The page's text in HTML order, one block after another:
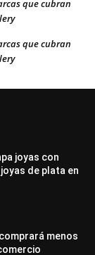
que cubran
que cubran
joyas con
de plata en
menos